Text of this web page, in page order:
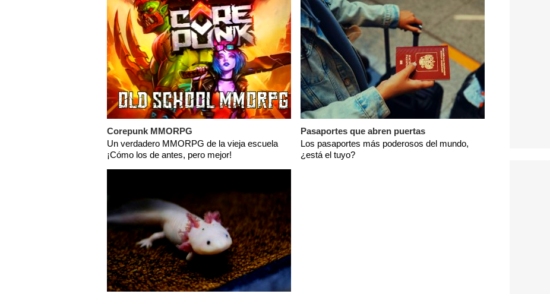
Corepunk MMORPG
Un verdadero MMORPG de la vieja escuela
¡Cómo los de antes, pero mejor!
Pasaportes que abren puertas
Los pasaportes más poderosos del mundo,
¿está el tuyo?